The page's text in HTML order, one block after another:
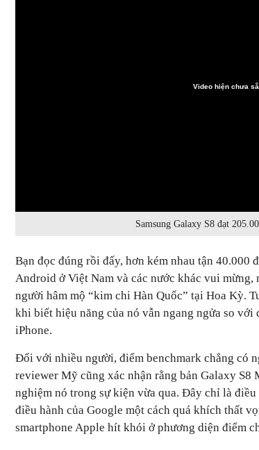
Video hiện chưa
Samsung Galaxy S8 đạt
Bạn đọc đúng rồi đấy, hơn kém nhau tận 40.000
Android ở Việt Nam và các nước khác vui
người hâm mộ “kim chi Hàn Quốc” tại Hoa Kỳ.
khi biết hiệu năng của nó vẫn ngang ngửa so
iPhone.
Đối với nhiều người, điểm benchmark chẳng có
reviewer Mỹ cũng xác nhận rằng bản Galaxy
nghiệm nó trong sự kiện vừa qua. Đây chỉ là
điều hành của Google một cách quá khích thất
smartphone Apple hít khói ở phương diện điểm